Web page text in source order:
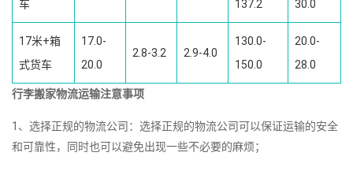
车
137.2
30.0
17米+箱
式货车
17.0-
20.0
2.8-3.2 2.9-4.0
130.0-
150.0
20.0-
28.0
行李搬家物流运输注意事项
1、选择正规的物流公司：选择正规的物流公司可以保证运输的安全
和可靠性，同时也可以避免出现一些不必要的麻烦；